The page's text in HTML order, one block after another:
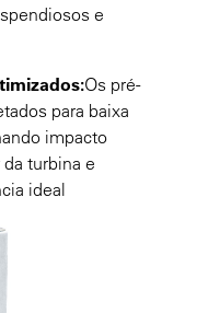
e
Os pré-
para baixa
impacto
turbina e
ideal